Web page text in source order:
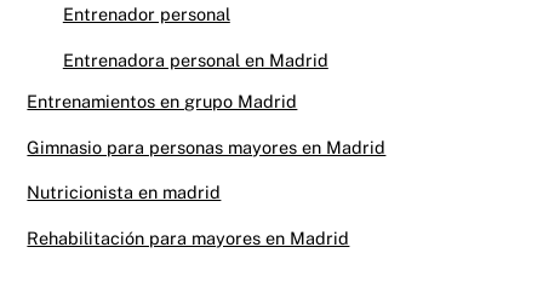
Entrenador personal
Entrenadora personal en Madrid
Entrenamientos en grupo Madrid
Gimnasio para personas mayores en Madrid
Nutricionista en madrid
Rehabilitación para mayores en Madrid